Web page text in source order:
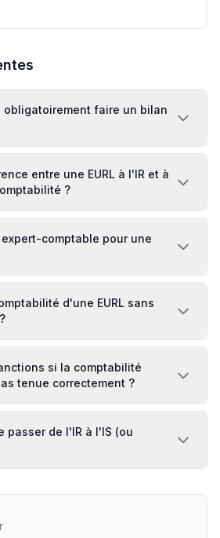
obligatoirement faire un bilan
entre une EURL à l'IR et à
?
comptable pour une
d'une EURL sans
si la comptabilité
tenue correctement ?
passer de l'IR à l'IS (ou